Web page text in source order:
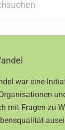
war eine
mit Fragen zu